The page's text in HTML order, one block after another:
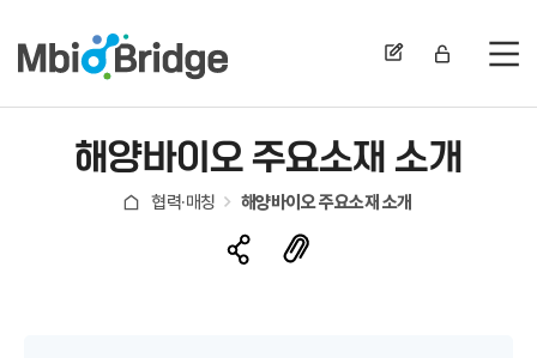
전
해양바이오 주요소재 소개
협력·매칭 해양바이오 주요소재 소개